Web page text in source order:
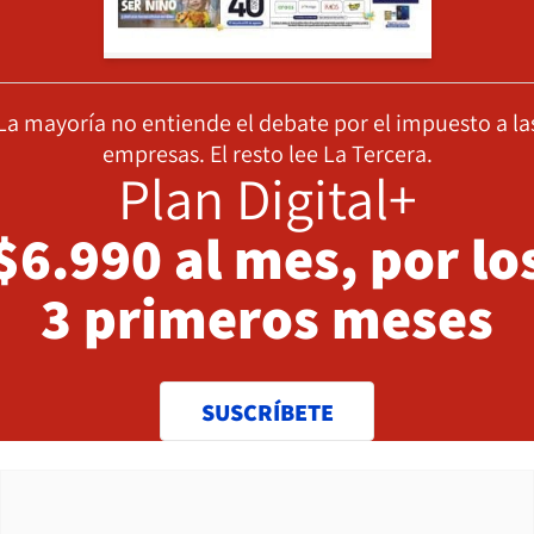
mayoría no entiende el debate por el impuesto a
empresas. El resto lee La Tercera.
Plan Digital+
al mes, por
3 primeros meses
SUSCRÍBETE